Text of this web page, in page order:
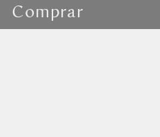
Comprar